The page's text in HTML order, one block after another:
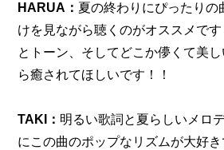
HARUA： 夏の終わりにぴったりの
けを見ながら聴くのがオススメで
とトーン、そしてどこか儚くて美
ら癒されてほしいです！！
TAKI： 明るい歌詞と夏らしいメロ
にこの曲のポップなリズムが大好き